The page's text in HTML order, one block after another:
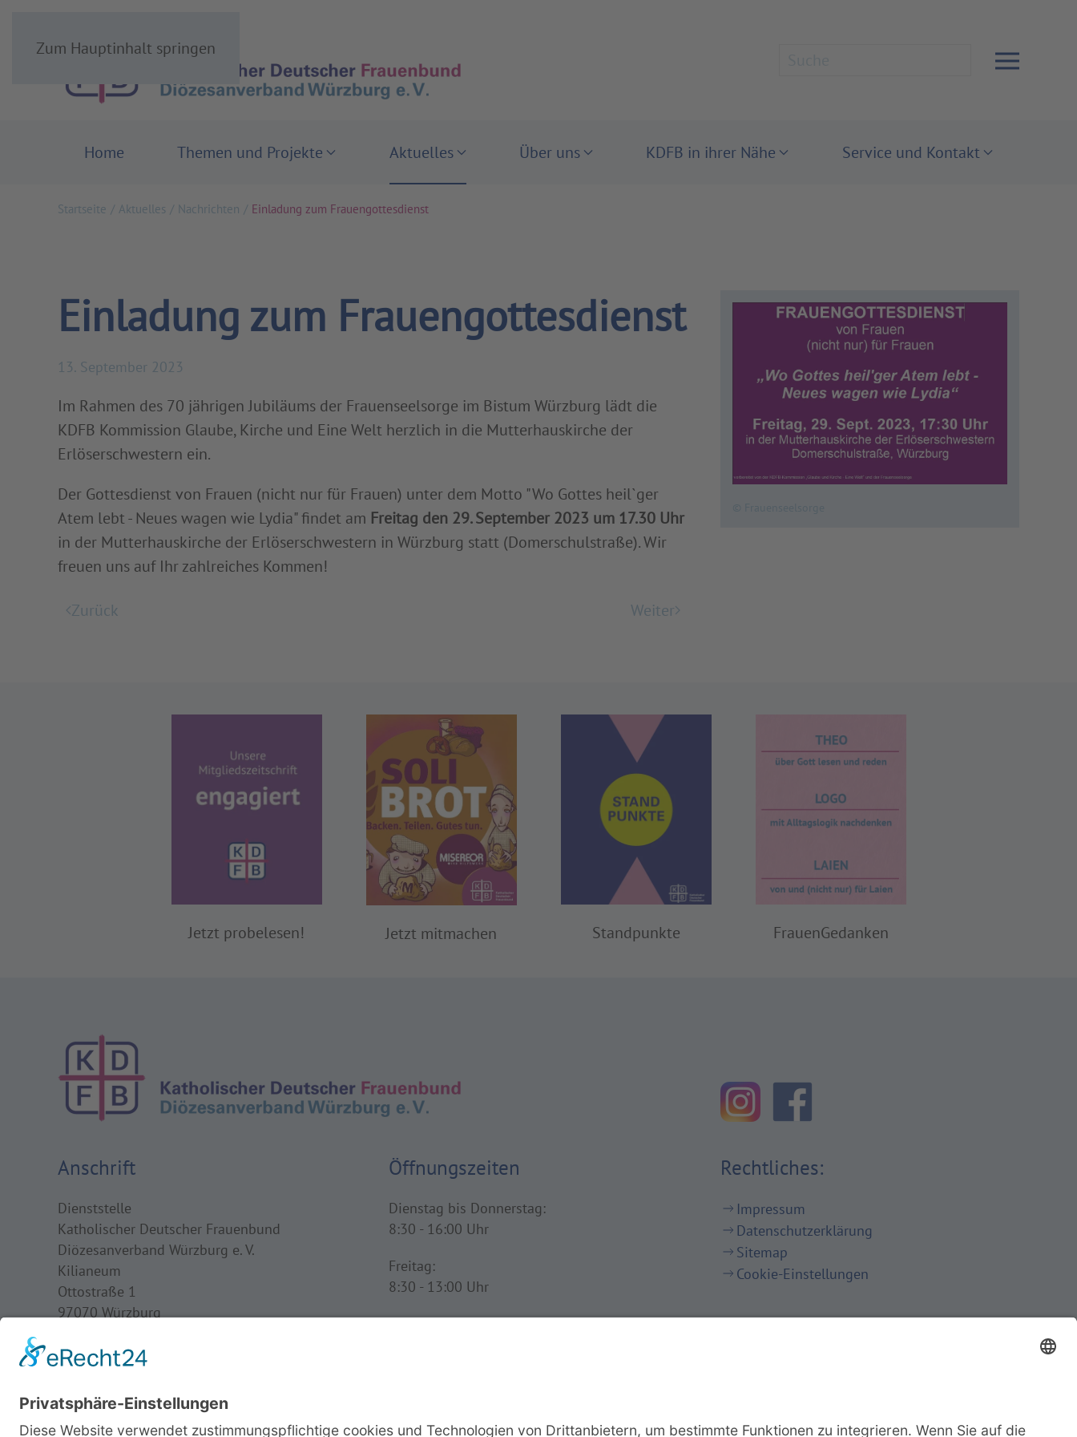
Zum Hauptinhalt springen
Home Themen und Projekte Aktuelles Über uns KDFB in ihrer Nähe Service und Kontakt
Startseite Aktuelles Nachrichten Einladung zum Frauengottesdienst
Einladung zum Frauengottesdienst
13. September 2023
Im Rahmen des 70 jährigen Jubiläums der Frauenseelsorge im Bistum Würzburg lädt die
KDFB Kommission Glaube, Kirche und Eine Welt herzlich in die Mutterhauskirche der
Erlöserschwestern ein.
Der Gottesdienst von Frauen (nicht nur für Frauen) unter dem Motto "Wo Gottes heil`ger
Atem lebt - Neues wagen wie Lydia" findet am Freitag den 29. September 2023 um 17.30 Uhr
in der Mutterhauskirche der Erlöserschwestern in Würzburg statt (Domerschulstraße). Wir
freuen uns auf Ihr zahlreiches Kommen!
Zurück Weiter
Jetzt probelesen! Jetzt mitmachen Standpunkte FrauenGedanken
Anschrift
Dienststelle
Katholischer Deutscher Frauenbund
Diözesanverband Würzburg e. V.
Kilianeum
Ottostraße 1
97070 Würzburg
Telefon: 0931 386-65 341
Fax: 0931 386-65 349
Öffnungszeiten
Dienstag bis Donnerstag:
8:30 - 16:00 Uhr
Freitag:
8:30 - 13:00 Uhr
Rechtliches:
Impressum
Datenschutzerklärung
Sitemap
Cookie-Einstellungen